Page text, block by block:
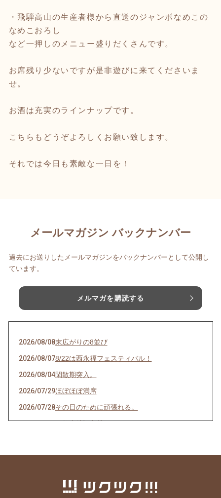
・飛騨高山の生産者様から直送のジャンボなめこの
なめこおろし
など一押しのメニュー盛りだくさんです。
お席残り少ないですが是非遊びに来てくださいま
せ。
お酒は充実のラインナップです。
こちらもどうぞよろしくお願い致します。
それでは今日も素敵な一日を！
メールマガジン バックナンバー
過去にお送りしたメールマガジンをバックナンバーとして公開し
ています。
メルマガを購読する
2026/08/08末広がりの8並び
2026/08/078/22は西永福フェスティバル！
2026/08/04閑散期突入。
2026/07/29ほぼほぼ満席
2026/07/28その日のために頑張れる。
2026/07/27天然岩牡蠣入荷
2026/07/21明けましてお疲れ様！